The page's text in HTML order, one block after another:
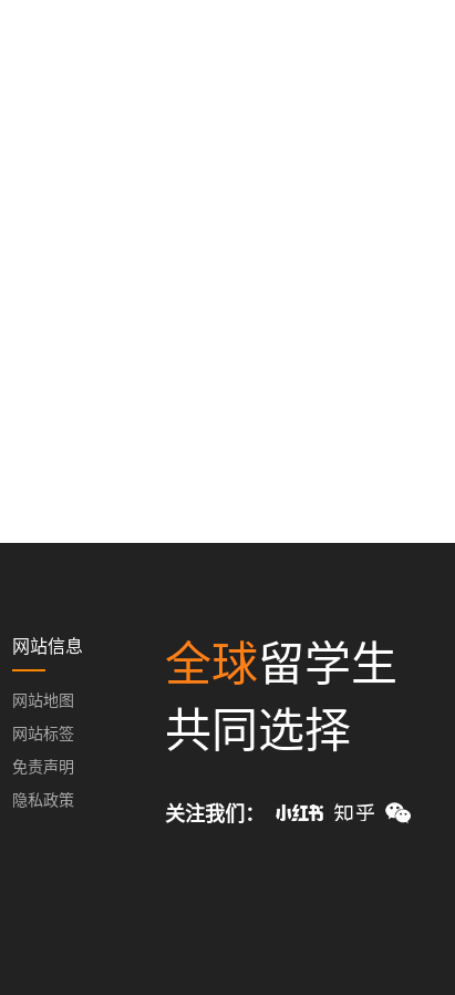
网站信息
网站地图
网站标签
免责声明
隐私政策
全球留学生
共同选择
关注我们：